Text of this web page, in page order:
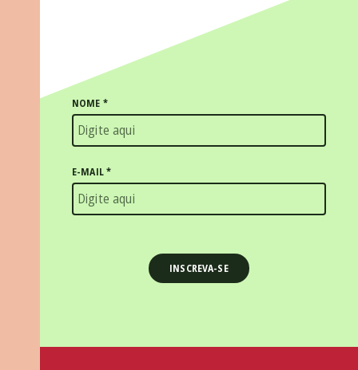
NOME *
E-MAIL*